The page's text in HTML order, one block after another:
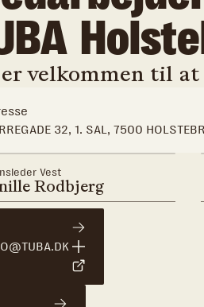
velkommen til at
32, 1. SAL, 7500
Vest
Rodbjerg